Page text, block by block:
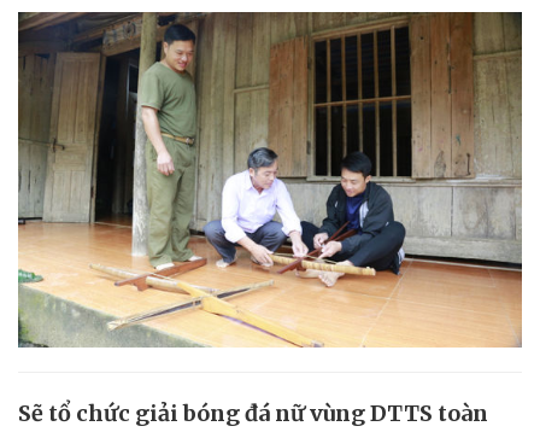
Sẽ tổ chức giải bóng đá nữ vùng DTTS toàn